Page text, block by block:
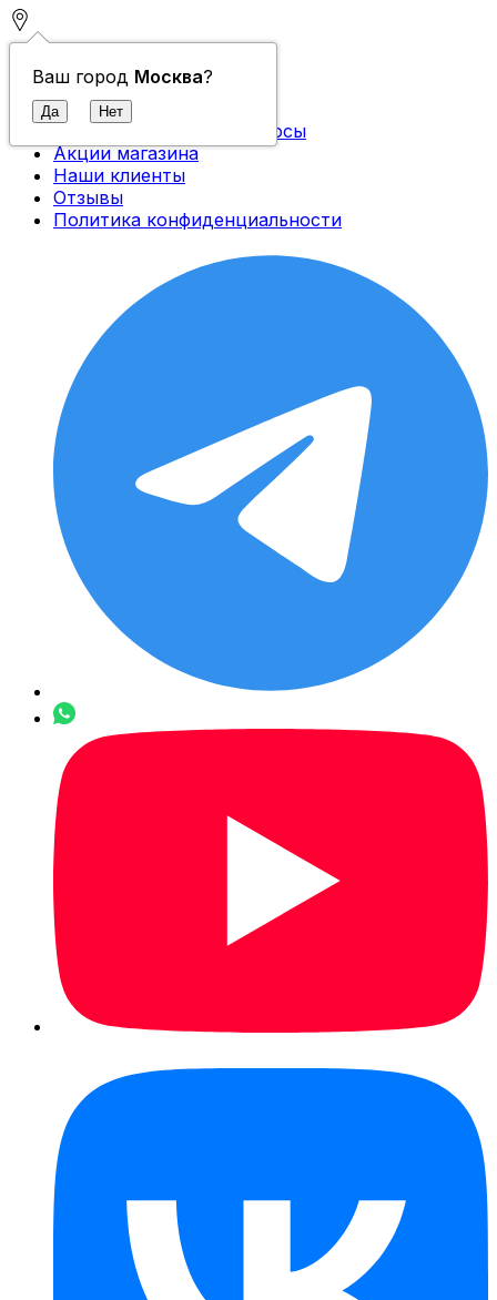
Ваш город Москва?
Контакты
О компании
Доставка и оплата
Часто задаваемые вопросы
Акции магазина
Наши клиенты
Отзывы
Политика конфиденциальности